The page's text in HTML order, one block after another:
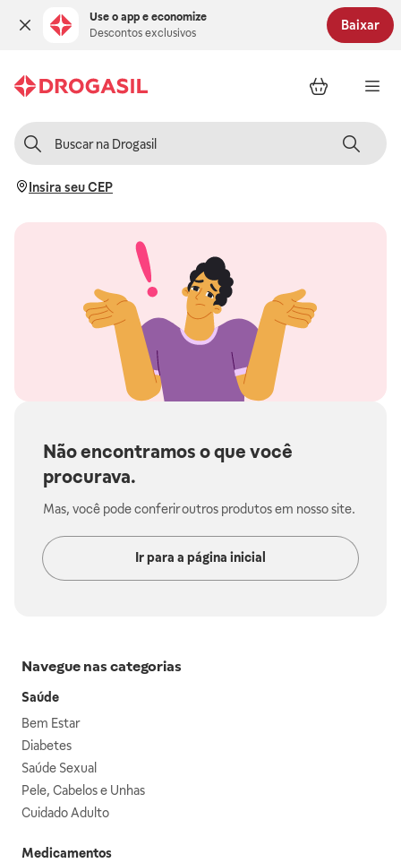
Use o app e economize
Descontos exclusivos
Baixar
Insira seu CEP
Não encontramos o que você
procurava.
Mas, você pode conferir outros produtos em nosso site.
Ir para a página inicial
Navegue nas categorias
Saúde
Bem Estar
Diabetes
Saúde Sexual
Pele, Cabelos e Unhas
Cuidado Adulto
Medicamentos